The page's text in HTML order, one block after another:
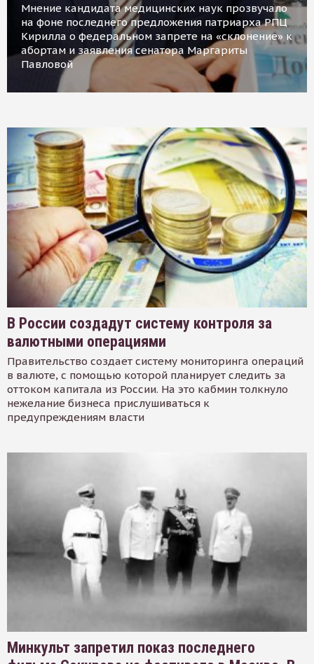
Мнение кандидата медицинских наук прозвучало
на фоне последнего предложения патриарха РПЦ
Кирилла о федеральном запрете на «склонение» к
абортам и заявления сенатора Маргариты
Павловой
В России создадут систему контроля за
валютными операциями
Правительство создает систему мониторинга операций
в валюте, с помощью которой планирует следить за
оттоком капитала из России. На это кабмин толкнуло
нежелание бизнеса прислушиваться к
предупреждениям власти
Минкульт запретил показ последнего